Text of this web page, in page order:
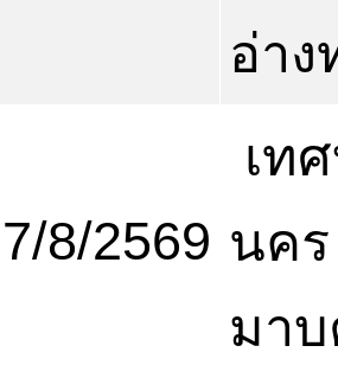
อ่าง
7/8/2569
เท
นคร
มา